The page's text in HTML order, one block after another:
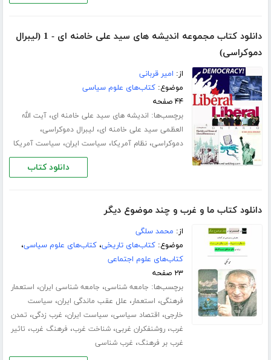
دانلود کتاب مجموعه اندیشه های سید علی خامنه ای - 1 (لیبرال
دموکراسی)
از: امیر قربانی
موضوع:کتاب‌های علوم سیاسی
۴۴ صفحه
برچسب‌ها: اندیشه های سید علی خامنه ای،آیت الله
العظمی سید علی خامنه ای، لیبرال دموکراسی،
دموکراسی،نظام آمریکا، سیاست ایران، سیاست آمریکا
دانلود کتاب
دانلود کتاب ما و غرب و چند موضوع دیگر
از: محمد سلگی
موضوع:کتاب‌های تاریخی،کتاب‌های علوم سیاسی،
کتاب‌های علوم اجتماعی
۲۳ صفحه
برچسب‌ها: جامعه شناسی، جامعه شناسی ایران، استعمار
فرهنگی، استعمار، علل عقب ماندگی ایران، سیاست
خارجی، اقتصاد سیاسی، سیاست ایران، غرب زدگی، تمدن
غرب،روشنفکران غربی،شناخت غرب، فرهنگ غرب، تاثیر
غرب بر فرهنگ، غرب شناسی